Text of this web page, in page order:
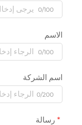
0/100
الاسم
0/100
اسم الشركة
0/200
رسالة